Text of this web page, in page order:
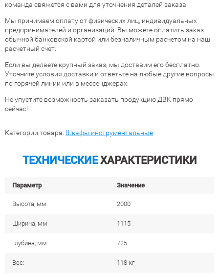
команда свяжется с вами для уточнения деталей заказа.
Мы принимаем оплату от физических лиц, индивидуальных
предпринимателей и организаций. Вы можете оплатить заказ
обычной банковской картой или безналичным расчетом на наш
расчетный счет.
Если вы делаете крупный заказ, мы доставим его бесплатно.
Уточните условия доставки и ответьте на любые другие вопросы
по горячей линии или в мессенджерах.
Не упустите возможность заказать продукцию ДВК прямо
сейчас!
Категории товара: Шкафы инструментальные
ТЕХНИЧЕСКИЕХАРАКТЕРИСТИКИ
Параметр Значение
Высота, мм 2000
Ширина, мм 1115
Глубина, мм 725
Вес: 118 кг